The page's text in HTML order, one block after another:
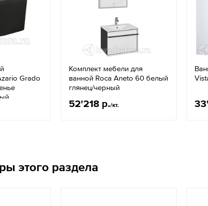
Grado
Комплект мебели для
ванной Roca Aneto 60 белый
глянец/черный
52'218 р./кт.
этого раздела